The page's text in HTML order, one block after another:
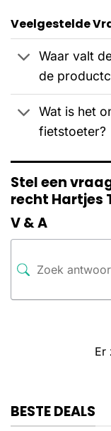
Veelgestelde
Waar valt
de
Wat is het
fietstoeter?
Stel een
recht Hartjes
V & A
Er
BESTE DEALS